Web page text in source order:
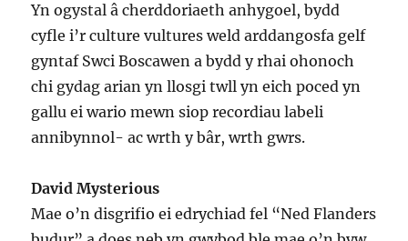
Yn ogystal â cherddoriaeth anhygoel, bydd
cyfle i’r culture vultures weld arddangosfa gelf
gyntaf Swci Boscawen a bydd y rhai ohonoch
chi gydag arian yn llosgi twll yn eich poced yn
gallu ei wario mewn siop recordiau labeli
annibynnol- ac wrth y bâr, wrth gwrs.
David Mysterious
Mae o’n disgrifio ei edrychiad fel “Ned Flanders